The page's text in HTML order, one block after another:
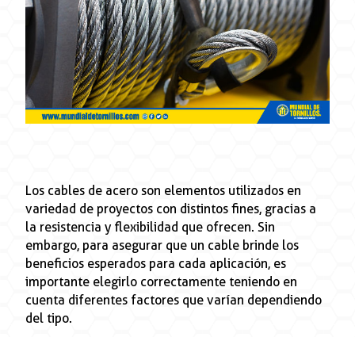
Los cables de acero son elementos utilizados en
variedad de proyectos con distintos fines, gracias a
la resistencia y flexibilidad que ofrecen. Sin
embargo, para asegurar que un cable brinde los
beneficios esperados para cada aplicación, es
importante elegirlo correctamente teniendo en
cuenta diferentes factores que varían dependiendo
del tipo.